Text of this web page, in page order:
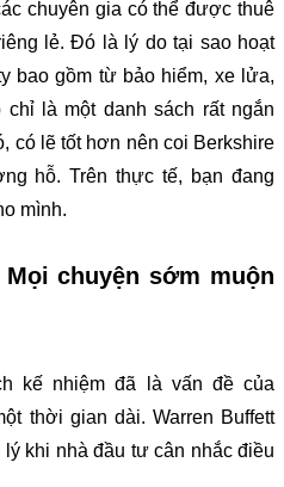
chuyên gia có thể được thuê
lẻ. Đó là lý do tại sao hoạt
bao gồm từ bảo hiểm, xe lửa,
là một danh sách rất ngắn
có lẽ tốt hơn nên coi Berkshire
hỗ. Trên thực tế, bạn đang
mình.
chuyện sớm muộn
kế nhiệm đã là vấn đề của
thời gian dài. Warren Buffett
khi nhà đầu tư cân nhắc điều